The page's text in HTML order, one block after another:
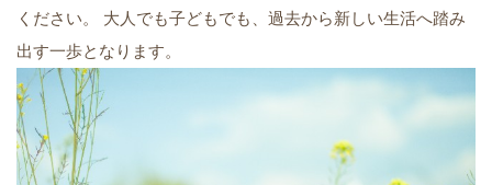
ください。 大人でも子どもでも、過去から新しい生活へ踏み
出す一歩となります。